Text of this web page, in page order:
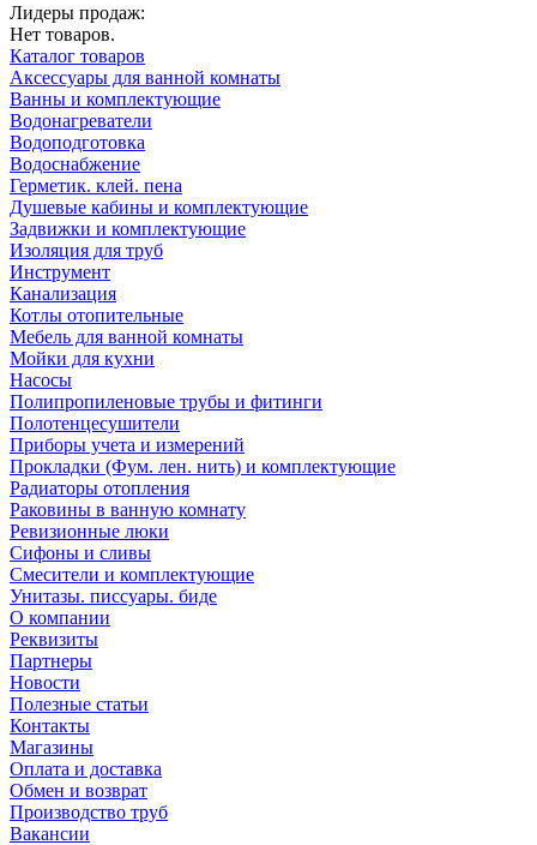
Лидеры продаж:
Нет товаров.
Каталог товаров
Аксессуары для ванной комнаты
Ванны и комплектующие
Водонагреватели
Водоподготовка
Водоснабжение
Герметик. клей. пена
Душевые кабины и комплектующие
Задвижки и комплектующие
Изоляция для труб
Инструмент
Канализация
Котлы отопительные
Мебель для ванной комнаты
Мойки для кухни
Насосы
Полипропиленовые трубы и фитинги
Полотенцесушители
Приборы учета и измерений
Прокладки (Фум. лен. нить) и комплектующие
Радиаторы отопления
Раковины в ванную комнату
Ревизионные люки
Сифоны и сливы
Смесители и комплектующие
Унитазы. писсуары. биде
О компании
Реквизиты
Партнеры
Новости
Полезные статьи
Контакты
Магазины
Оплата и доставка
Обмен и возврат
Производство труб
Вакансии